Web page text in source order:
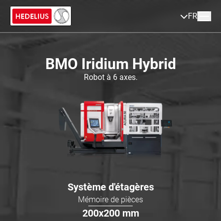
FR
BMO Iridium Hybrid
Robot à 6 axes.
Système d'étagères
Mémoire de pièces
200x200 mm